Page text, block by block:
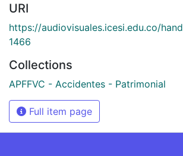
URI
https://audiovisuales.icesi.edu.co/
1466
Collections
APFFVC - Accidentes - Patrimonial
Full item page